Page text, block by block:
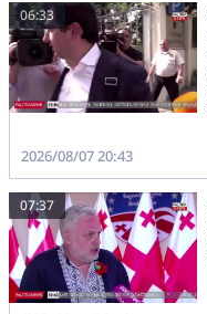
06:33
2026/08/07 20:43
07:37